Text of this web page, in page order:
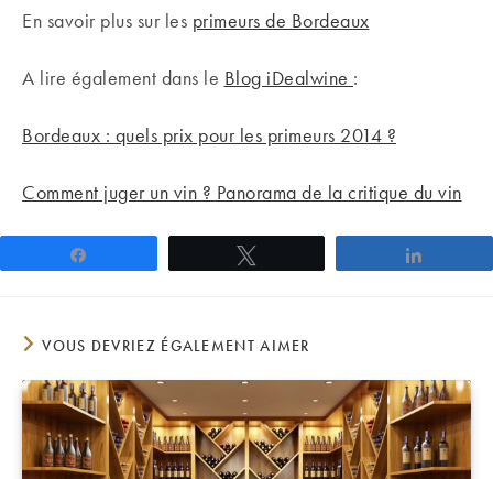
En savoir plus sur les primeurs de Bordeaux
A lire également dans le Blog iDealwine :
Bordeaux : quels prix pour les primeurs 2014 ?
Comment juger un vin ? Panorama de la critique du vin
VOUS DEVRIEZ ÉGALEMENT AIMER